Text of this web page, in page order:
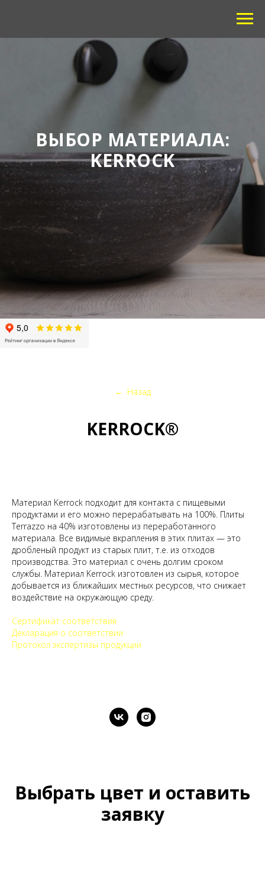
ВЫБОР МАТЕРИАЛА:
KERROCK
← Назад
KERROCK®
Материал Kerrock подходит для контакта с пищевыми
продуктами и его можно перерабатывать на 100%. Плиты
Terrazzo на 40% изготовлены из переработанного
материала. Все видимые вкрапления в этих плитах — это
дробленый продукт из старых плит, т.е. из отходов
производства. Это материал с очень долгим сроком
службы. Материал Kerrock изготовлен из сырья, которое
добывается из ближайших местных ресурсов, что снижает
воздействие на окружающую среду.
Сертификат соответствия
Декларация о соответствии
Протокол экспертизы продукции
Выбрать цвет и оставить
заявку